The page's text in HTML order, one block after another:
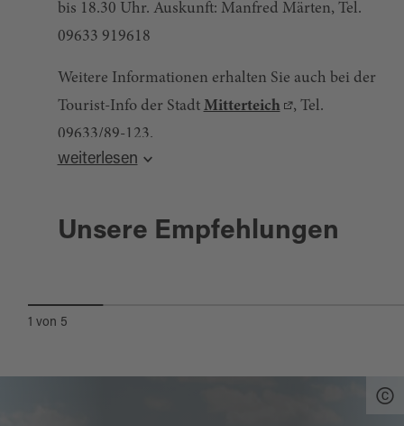
bis 18.30 Uhr. Auskunft: Manfred Märten, Tel.
09633 919618
Weitere Informationen erhalten Sie auch bei der
Tourist-Info der Stadt Mitterteich
, Tel.
09633/89-123.
Quelle:tourinfra.com , zuletzt geändert am 15.09.2022
weiterlesen
Unsere Empfehlungen
RUND UM MITTERTEICH -
1 von 5